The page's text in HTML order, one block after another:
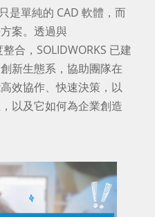
是單純的 CAD 軟體，而
案。透過與
合，SOLIDWORKS 已建
新生態系，協助團隊在
效協作、快速決策，以
以及它如何為企業創造